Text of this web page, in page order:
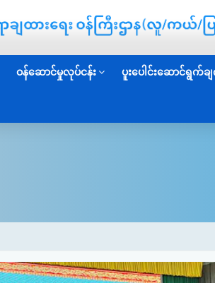
ဝန်ဆောင်မှုလုပ်ငန်း ပူးပေါင်းဆောင်ရွက်ချ